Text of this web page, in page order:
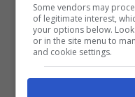
Some vendors may
of legitimate interest,
your options below.
or in the site menu to
and cookie settings.